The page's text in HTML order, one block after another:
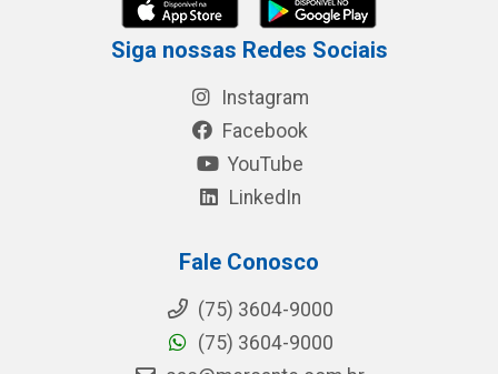
Siga nossas Redes Sociais
Instagram
Facebook
YouTube
LinkedIn
Fale Conosco
(75) 3604-9000
(75) 3604-9000